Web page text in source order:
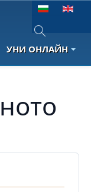
Изберете език
Type 2 or
УНИ ОНЛАЙН